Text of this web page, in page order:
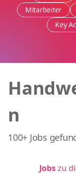
Mitarbeiter
Key
n
100+ Jobs
Jobszu